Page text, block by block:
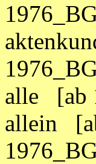
alle [ab
allein